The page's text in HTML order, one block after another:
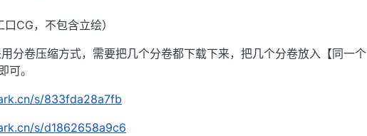
CG，不包含立绘）
分卷压缩方式，需要把几个分卷都下载下来，把几个分卷放入【同一个
可。
s/833fda28a7fb
s/d1862658a9c6